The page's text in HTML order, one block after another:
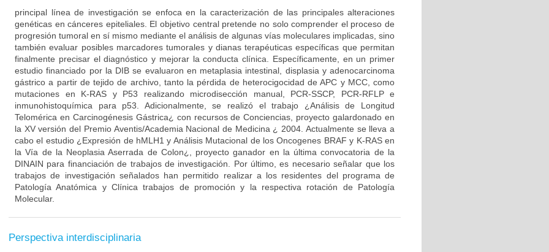
principal línea de investigación se enfoca en la caracterización de las principales alteraciones
genéticas en cánceres epiteliales. El objetivo central pretende no solo comprender el proceso de
progresión tumoral en sí mismo mediante el análisis de algunas vías moleculares implicadas, sino
también evaluar posibles marcadores tumorales y dianas terapéuticas específicas que permitan
finalmente precisar el diagnóstico y mejorar la conducta clínica. Específicamente, en un primer
estudio financiado por la DIB se evaluaron en metaplasia intestinal, displasia y adenocarcinoma
gástrico a partir de tejido de archivo, tanto la pérdida de heterocigocidad de APC y MCC, como
mutaciones en K-RAS y P53 realizando microdisección manual, PCR-SSCP, PCR-RFLP e
inmunohistoquímica para p53. Adicionalmente, se realizó el trabajo ¿Análisis de Longitud
Telomérica en Carcinogénesis Gástrica¿ con recursos de Conciencias, proyecto galardonado en
la XV versión del Premio Aventis/Academia Nacional de Medicina ¿ 2004. Actualmente se lleva a
cabo el estudio ¿Expresión de hMLH1 y Análisis Mutacional de los Oncogenes BRAF y K-RAS en
la Vía de la Neoplasia Aserrada de Colon¿, proyecto ganador en la última convocatoria de la
DINAIN para financiación de trabajos de investigación. Por último, es necesario señalar que los
trabajos de investigación señalados han permitido realizar a los residentes del programa de
Patología Anatómica y Clínica trabajos de promoción y la respectiva rotación de Patología
Molecular.
Perspectiva interdisciplinaria